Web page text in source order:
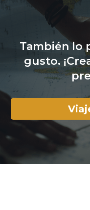
También lo
gusto.